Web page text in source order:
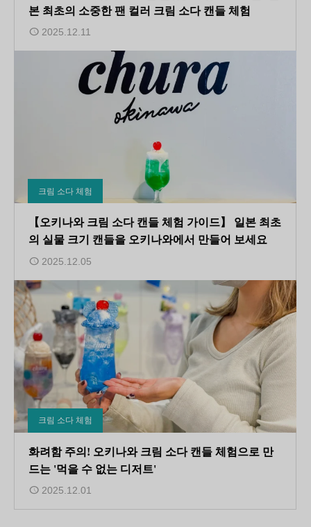
본 최초의 소중한 팬 컬러 크림 소다 캔들 체험
2025.12.11
크림 소다 체험
【오키나와 크림 소다 캔들 체험 가이드】 일본 최초
의 실물 크기 캔들을 오키나와에서 만들어 보세요
2025.12.05
크림 소다 체험
화려함 주의! 오키나와 크림 소다 캔들 체험으로 만
드는 '먹을 수 없는 디저트'
2025.12.01